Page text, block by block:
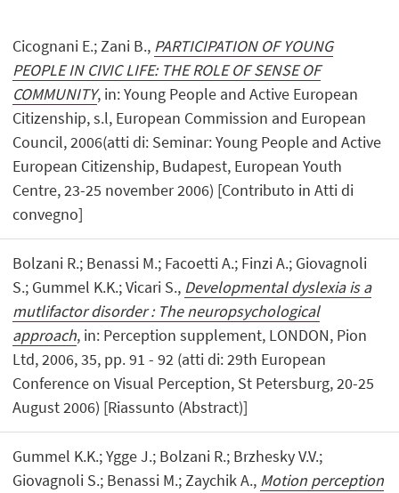
Cicognani E.; Zani B., PARTICIPATION OF YOUNG
PEOPLE IN CIVIC LIFE: THE ROLE OF SENSE OF
COMMUNITY, in: Young People and Active European
Citizenship, s.l, European Commission and European
Council, 2006(atti di: Seminar: Young People and Active
European Citizenship, Budapest, European Youth
Centre, 23-25 november 2006) [Contributo in Atti di
convegno]
Bolzani R.; Benassi M.; Facoetti A.; Finzi A.; Giovagnoli
S.; Gummel K.K.; Vicari S., Developmental dyslexia is a
mutlifactor disorder : The neuropsychological
approach, in: Perception supplement, LONDON, Pion
Ltd, 2006, 35, pp. 91 - 92 (atti di: 29th European
Conference on Visual Perception, St Petersburg, 20-25
August 2006) [Riassunto (Abstract)]
Gummel K.K.; Ygge J.; Bolzani R.; Brzhesky V.V.;
Giovagnoli S.; Benassi M.; Zaychik A., Motion perception